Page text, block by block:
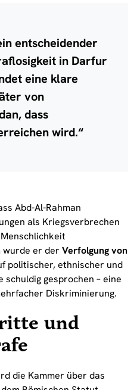
entscheidender
in Darfur
eine klare
von
dass
wird.“
Abd-Al-Rahman
als Kriegsverbrechen
wurde er der Verfolgung von
politischer, ethnischer und
gesprochen – eine
Diskriminierung.
und
die Kammer über das